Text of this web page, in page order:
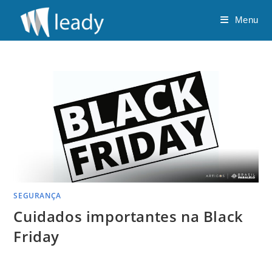
Menu
SEGURANÇA
Cuidados importantes na Black
Friday